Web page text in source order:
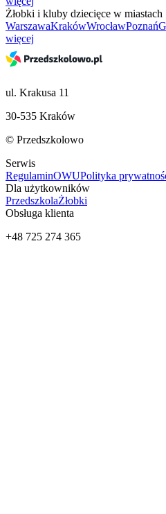
Żłobki i kluby dziecięce w miastach
WarszawaKrakówWrocławPoznań
więcej
ul. Krakusa 11
30-535 Kraków
© Przedszkolowo
Serwis
RegulaminOWUPolityka
Dla użytkowników
PrzedszkolaŻłobki
Obsługa klienta
+48 725 274 365